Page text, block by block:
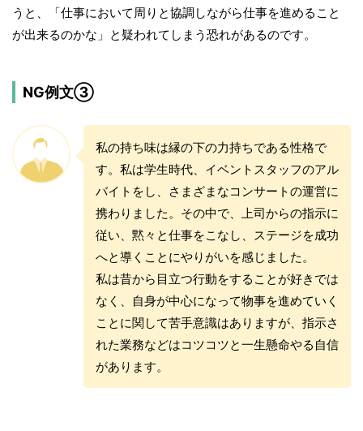
うと、「仕事において周りと協調しながら仕事を進めること
が出来るのかな」と疑われてしまう恐れがあるのです。
NG例文③
私の持ち味は縁の下の力持ちである性格で
す。私は学生時代、イベントスタッフのアル
バイトをし、さまざまなコンサートの運営に
携わりました。その中で、上司からの指示に
従い、黙々と仕事をこなし、ステージを成功
へと導くことにやりがいを感じました。
私は昔から目立つ行動をすることが好きでは
なく、自身が中心になって物事を進めていく
ことに関して苦手意識はありますが、指示さ
れた業務などはコツコツと一生懸命やる自信
があります。